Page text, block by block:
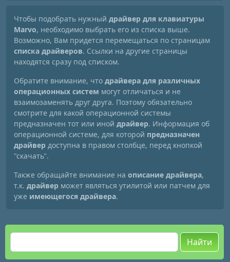
Чтобы подобрать нужный драйвер для клавиатуры
Marvo, необходимо выбрать его из списка выше.
Возможно, Вам придется перемещаться по страницам
списка драйверов. Ссылки на другие страницы
находятся сразу под списком.
Обратите внимание, что драйвера для различных
операционных систем могут отличаться и не
взаимозаменять друг друга. Поэтому обязательно
смотрите для какой операционной системы
предназначен тот или иной драйвер. Информация об
операционной системе, для которой предназначен
драйвер доступна в правом столбце, перед кнопкой
"скачать".
Также обращайте внимание на описание драйвера,
т.к. драйвер может являться утилитой или патчем для
уже имеющегося драйвера.
Найти